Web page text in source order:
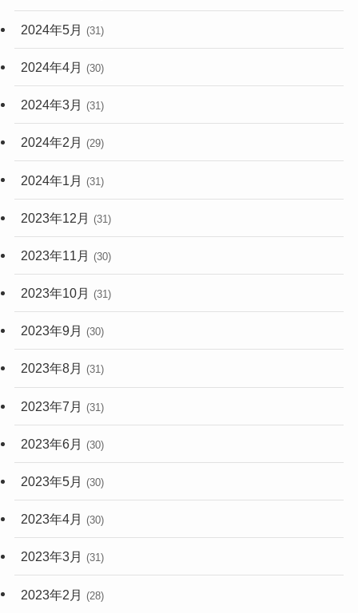
2024年5月 (31)
2024年4月 (30)
2024年3月 (31)
2024年2月 (29)
2024年1月 (31)
2023年12月 (31)
2023年11月 (30)
2023年10月 (31)
2023年9月 (30)
2023年8月 (31)
2023年7月 (31)
2023年6月 (30)
2023年5月 (30)
2023年4月 (30)
2023年3月 (31)
2023年2月 (28)